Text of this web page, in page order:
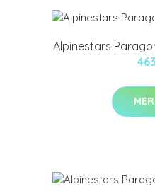
Alpinestars